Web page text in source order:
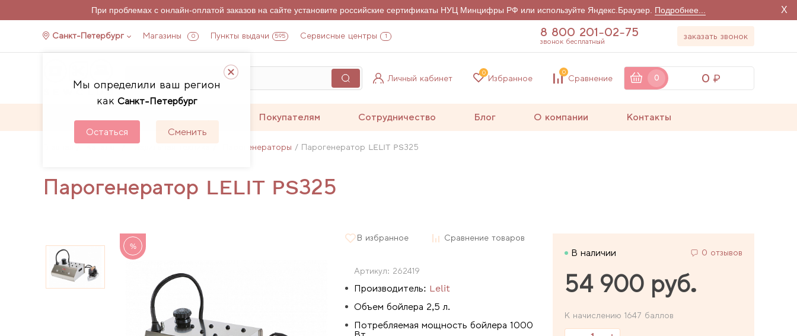
При проблемах с онлайн-оплатой заказов на сайте установите российские сертификаты НУЦ Минцифры РФ или используйте Яндекс.Браузер. Подробнее... X
Санкт-Петербург Магазины 0 Пункты выдачи 595 Сервисные центры 1
Мы определили ваш регион
как Санкт-Петербург
Остаться Сменить
8 800 201-02-75
звонок бесплатный
заказать звонок
Личный кабинет Избранное
0
Сравнение
0
0 0
Покупателям Сотрудничество Блог О компании Контакты
Каталог Гладильная техника Парогенераторы Парогенератор LELIT PS325
Парогенератор LELIT PS325
%
В избранное Сравнение товаров
Артикул: 262419
Производитель: Lelit
Объем бойлера 2,5 л.
Потребляемая мощность бойлера 1000
В наличии 0 отзывов
54 900 руб.
К начислению 1647 баллов